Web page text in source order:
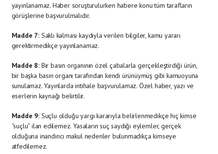
yayınlanamaz. Haber soruşturulurken habere konu tüm tarafların
görüşlerine başvurulmalıdır.
Madde 7:Saklı kalması kaydıyla verilen bilgiler, kamu yararı
gerektirmedikçe yayınlanamaz.
Madde 8: Bir basın organının özel çabalarla gerçekleştirdiği ürün,
bir başka basın organı tarafından kendi ürünüymüş gibi kamuoyuna
sunulamaz. Yayınlarda intihale başvurulamaz. Özel haber, yazı ve
eserlerin kaynağı belirtilir.
Madde 9: Suçlu olduğu yargı kararıyla belirlenmedikçe hiç kimse
“suçlu” ilan edilemez. Yasaların suç saydığı eylemler, gerçek
olduğuna inandırıcı makul nedenler bulunmadıkça kimseye
atfedilemez.